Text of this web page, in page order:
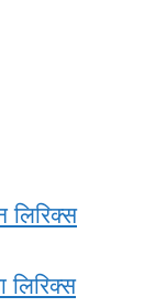
लिरिक्स
लिरिक्स